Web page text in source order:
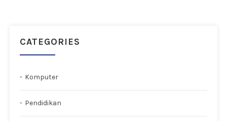
CATEGORIES
Komputer
Pendidikan